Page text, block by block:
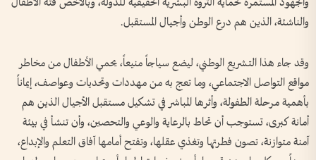
والناشئة، الذين هم درع الوطن وأجيال المستقبل.
وقد جاء هذا التشريع الوطني، ليضع سياجاً منيعاً، يحمي الأطفال من مخاطر
مواقع التواصل الاجتماعي، وما تعج به من مهددات وتحديات وعواصف، إيماناً
بأهمية مرحلة الطفولة، وأثرها المباشر في تشكيل مستقبل الأجيال الذين هم
أمانة كبرى، تستوجب أن تحاط بالرعاية والوعي والتحصين، وأن تنشأ في بيئة
آمنة متوازنة، تصون فطرتها وتغذي عقلها، وتفتح أمامها آفاق التعلم والإبداع،